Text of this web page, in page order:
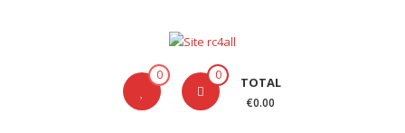
0 0 TOTAL
€0.00